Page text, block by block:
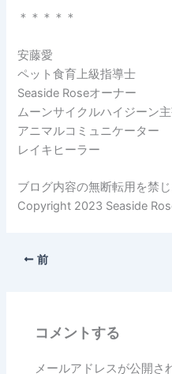
＊＊＊＊＊
安藤愛
ペット食育上級指導士
Seaside Roseオーナー
ムーンサイクルハイジーン
アニマルコミュニケーター
レイキヒーラー
ブログ内容の無断転用を禁じ
Copyright 2023 Seaside
前
コメントする
メールアドレスが公開さ